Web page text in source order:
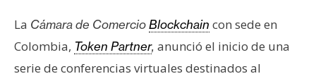
t
h
La Cámara de ComercioBlockchain con sede en
Colombia, Token Partner, anunció el inicio de una
serie de conferencias virtuales destinados al